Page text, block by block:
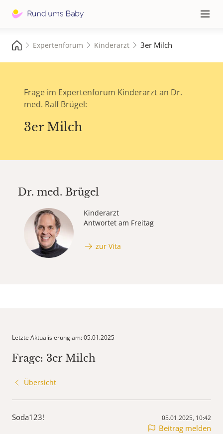
≡
Expertenforum Kinderarzt 3er Milch
Frage im Expertenforum Kinderarzt an Dr.
med. Ralf Brügel:
3er Milch
Dr. med. Brügel
Kinderarzt
Antwortet am Freitag
zur Vita
Letzte Aktualisierung am: 05.01.2025
Frage: 3er Milch
Übersicht
Soda123! 05.01.2025, 10:42
Beitrag melden